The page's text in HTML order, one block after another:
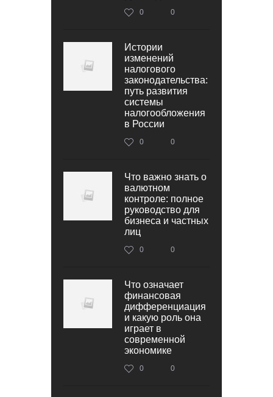
0 0
Истории
изменений
налогового
законодательства:
путь развития
системы
налогообложения
в России
0 0
Что важно знать о
валютном
контроле: полное
руководство для
бизнеса и частных
лиц
0 0
Что означает
финансовая
дифференциация
и какую роль она
играет в
современной
экономике
0 0